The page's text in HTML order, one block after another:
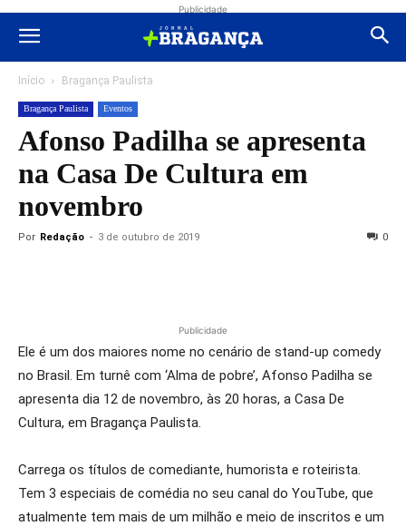
Publicidade
Início Bragança Paulista
Bragança Paulista Eventos
Afonso Padilha se apresenta
na Casa De Cultura em
novembro
Por Redação - 3 de outubro de 2019 0
Publicidade
Ele é um dos maiores nome no cenário de stand-up comedy
no Brasil. Em turnê com ‘Alma de pobre’, Afonso Padilha se
apresenta dia 12 de novembro, às 20 horas, a Casa De
Cultura, em Bragança Paulista.
Carrega os títulos de comediante, humorista e roteirista.
Tem 3 especiais de comédia no seu canal do YouTube, que
atualmente tem mais de um milhão e meio de inscritos e um